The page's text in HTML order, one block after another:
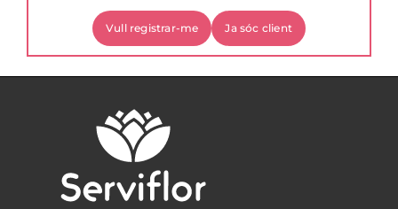
Vull registrar-me Ja sóc client